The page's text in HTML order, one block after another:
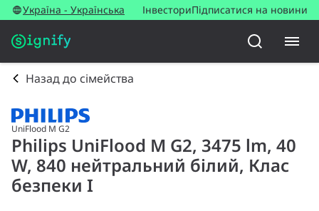
Україна - Українська ІнвесториПідписатися на новини
Назад до сімейства
UniFlood M G2
Philips UniFlood M G2, 3475 lm, 40
W, 840 нейтральний білий, Клас
безпеки I